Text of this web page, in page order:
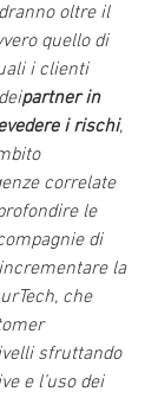
oltre il
quello di
i clienti
partner in
i rischi,
correlate
le
di
la
che
sfruttando
e l’uso dei